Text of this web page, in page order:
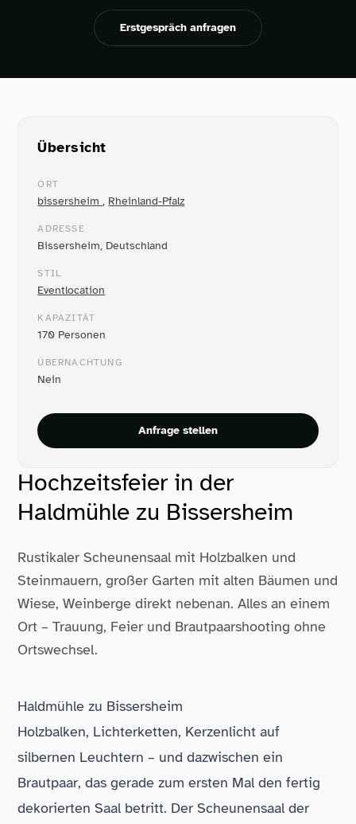
Erstgespräch anfragen
Übersicht
ORT
bissersheim, Rheinland-Pfalz
ADRESSE
Bissersheim, Deutschland
STIL
Eventlocation
KAPAZITÄT
170 Personen
ÜBERNACHTUNG
Nein
Anfrage stellen
Hochzeitsfeier in der
Haldmühle zu Bissersheim
Rustikaler Scheunensaal mit Holzbalken und
Steinmauern, großer Garten mit alten Bäumen und
Wiese, Weinberge direkt nebenan. Alles an einem
Ort – Trauung, Feier und Brautpaarshooting ohne
Ortswechsel.
Haldmühle zu Bissersheim
Holzbalken, Lichterketten, Kerzenlicht auf
silbernen Leuchtern – und dazwischen ein
Brautpaar, das gerade zum ersten Mal den fertig
dekorierten Saal betritt. Der Scheunensaal der